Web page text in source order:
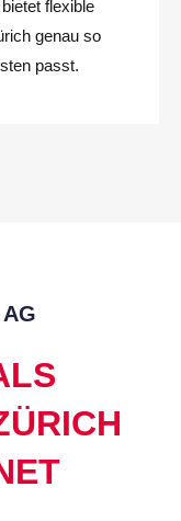
flexible
genau so
passt.